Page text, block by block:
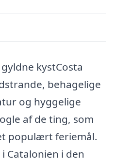
kystCosta
behagelige
og hyggelige
af de ting, som
populært feriemål.
Catalonien i den